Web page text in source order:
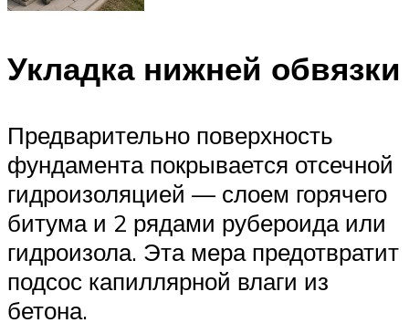
Укладка нижней обвязки
Предварительно поверхность
фундамента покрывается отсечной
гидроизоляцией — слоем горячего
битума и 2 рядами рубероида или
гидроизола. Эта мера предотвратит
подсос капиллярной влаги из
бетона.